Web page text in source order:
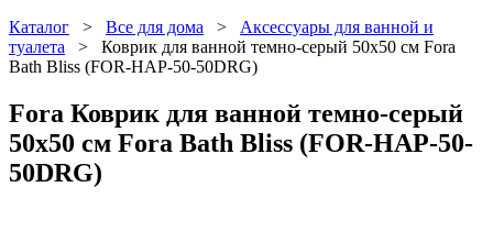
Каталог > Все для дома > Аксессуары для ванной и
туалета > Коврик для ванной темно-серый 50х50 см Fora
Bath Bliss (FOR-HAP-50-50DRG)
Fora Коврик для ванной темно-серый
50х50 см Fora Bath Bliss (FOR-HAP-50-
50DRG)